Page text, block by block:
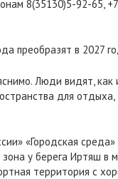
8(35130)5-92-65,
преобразят в 2027
Люди видят, как
для
«Городская
у берега Иртяш в
территория с